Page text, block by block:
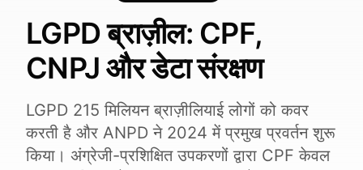
LGPD ब्राज़ील: CPF,
CNPJ और डेटा संरक्षण
LGPD 215 मिलियन ब्राज़ीलियाई लोगों को कवर
करती है और ANPD ने 2024 में प्रमुख प्रवर्तन शुरू
किया। अंग्रेजी-प्रशिक्षित उपकरणों द्वारा CPF केवल